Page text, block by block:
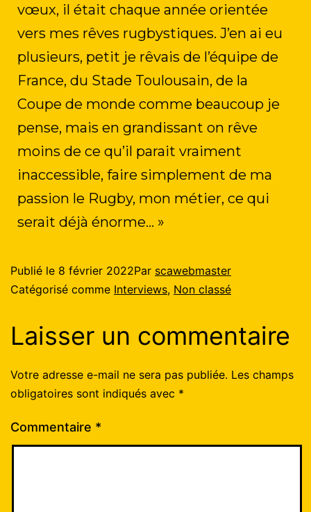
vœux, il était chaque année orientée
vers mes rêves rugbystiques. J’en ai eu
plusieurs, petit je rêvais de l’équipe de
France, du Stade Toulousain, de la
Coupe de monde comme beaucoup je
pense, mais en grandissant on rêve
moins de ce qu’il parait vraiment
inaccessible, faire simplement de ma
passion le Rugby, mon métier, ce qui
serait déjà énorme… »
Publié le 8 février 2022Par scawebmaster
Catégorisé comme Interviews, Non classé
Laisser un commentaire
Votre adresse e-mail ne sera pas publiée. Les champs
obligatoires sont indiqués avec *
Commentaire *